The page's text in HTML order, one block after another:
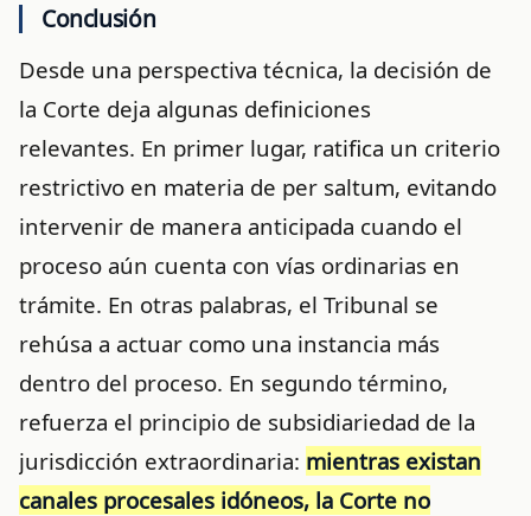
Conclusión
Desde una perspectiva técnica, la decisión de
la Corte deja algunas definiciones
relevantes. En primer lugar, ratifica un criterio
restrictivo en materia de per saltum, evitando
intervenir de manera anticipada cuando el
proceso aún cuenta con vías ordinarias en
trámite. En otras palabras, el Tribunal se
rehúsa a actuar como una instancia más
dentro del proceso. En segundo término,
refuerza el principio de subsidiariedad de la
jurisdicción extraordinaria: mientras existan
canales procesales idóneos, la Corte no